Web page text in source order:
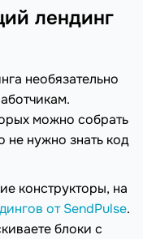
лендинг
необязательно
можно собрать
не нужно знать код
конструкторы, на
от SendPulse.
блоки с